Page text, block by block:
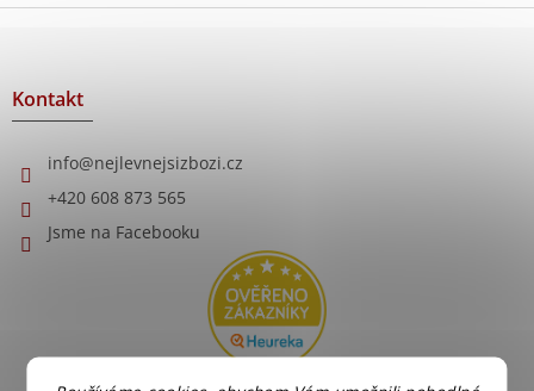
Z
Kontakt
info@nejlevnejsizbozi.cz
+420 608 873 565
Jsme na Facebooku